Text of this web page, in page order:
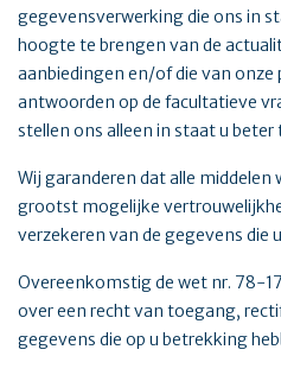
gegevensverwerking die ons in
hoogte te brengen van de
aanbiedingen en/of die van
antwoorden op de facultatieve
stellen ons alleen in staat u beter
Wij garanderen dat alle middelen
grootst mogelijke
verzekeren van de gegevens die
Overeenkomstig de wet nr. 78-
over een recht van toegang,
gegevens die op u betrekking